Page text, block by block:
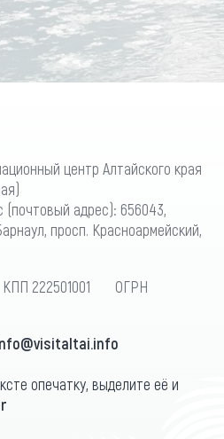
центр Алтайского края
(почтовый адрес): 656043,
просп. Красноармейский,
222501001 ОГРН
опечатку, выделите её и